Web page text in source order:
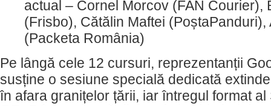
actual – Cornel Morcov (FAN Courier),
(Frisbo), Cătălin Maftei
(Packeta România)
Pe lângă cele 12 cursuri, reprezentanții
susține o sesiune specială dedicată
în afara granițelor țării, iar întregul format al